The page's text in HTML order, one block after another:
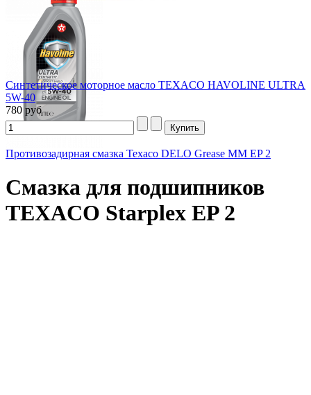
Синтетическое моторное масло TEXACO HAVOLINE ULTRA
5W-40
780 руб
Противозадирная смазка Texaco DELO Grease MM EP 2
Смазка для подшипников
TEXACO Starplex EP 2